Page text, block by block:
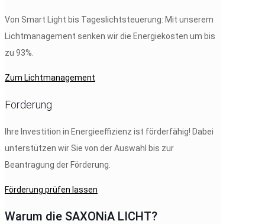
Von Smart Light bis Tageslichtsteuerung: Mit unserem
Lichtmanagement senken wir die Energiekosten um bis
zu 93%.
Zum Lichtmanagement
Förderung
Ihre Investition in Energieeffizienz ist förderfähig! Dabei
unterstützen wir Sie von der Auswahl bis zur
Beantragung der Förderung.
Förderung prüfen lassen
Warum die SAXONiA LICHT?